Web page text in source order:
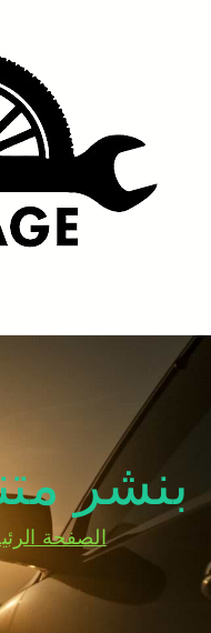
بنشر
الصفحة